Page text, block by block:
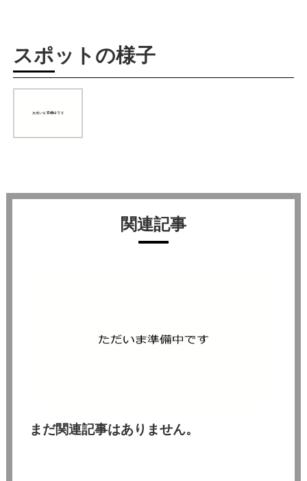
スポットの様子
関連記事
まだ関連記事はありません。